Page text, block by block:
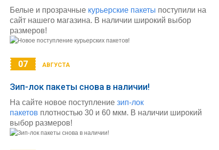
Белые и прозрачные курьерские пакеты поступили на
сайт нашего магазина. В наличии широкий выбор
размеров!
07 АВГУСТА
Зип-лок пакеты снова в наличии!
На сайте новое поступление зип-лок
пакетов плотностью 30 и 60 мкм. В наличии широкий
выбор размеров!